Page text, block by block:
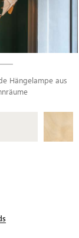
Hängelampe aus